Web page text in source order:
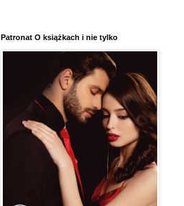
Patronat O książkach i nie tylko